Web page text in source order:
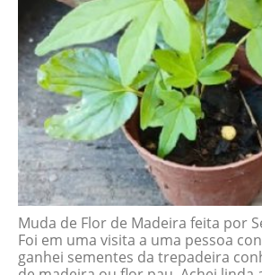
Muda de Flor de Madeira feita por
Foi em uma visita a uma pessoa
ganhei sementes da trepadeira